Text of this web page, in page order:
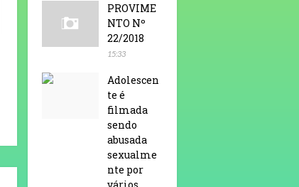
PROVIME
NTO Nº
22/2018
15:33
Adolescen
te é
filmada
sendo
abusada
sexualme
nte por